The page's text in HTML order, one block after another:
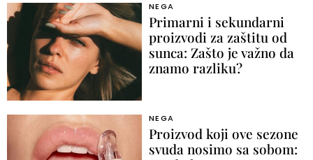
NEGA
Primarni i sekundarni
proizvodi za zaštitu od
sunca: Zašto je važno da
znamo razliku?
NEGA
Proizvod koji ove sezone
svuda nosimo sa sobom: